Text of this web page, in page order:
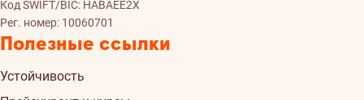
Код SWIFT/BIC: HABAEE2X
Рег. номер: 10060701
Полезные ссылки
Устойчивость